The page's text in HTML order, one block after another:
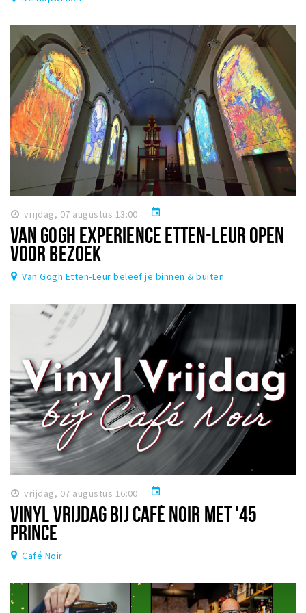
vrijdag, 07 augustus 13:00 event
VAN GOGH EXPERIENCE ETTEN-LEUR OPEN
VOOR BEZOEK
Van Gogh Etten-Leur beleef je binnen & buiten
vrijdag, 07 augustus 16:00 event
VINYL VRIJDAG BIJ CAFÉ NOIR MET '45
PRINCE
Café Noir